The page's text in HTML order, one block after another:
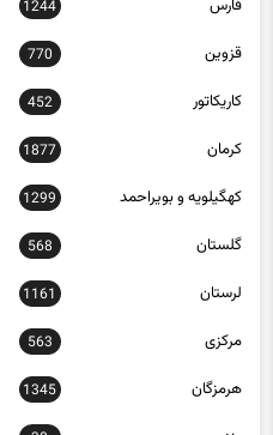
قزوین 770
کاریکاتور 452
کرمان 1877
کهگیلویه و بویراحمد 1299
گلستان 568
لرستان 1161
مرکزی 563
هرمزگان 1345
یزد 30